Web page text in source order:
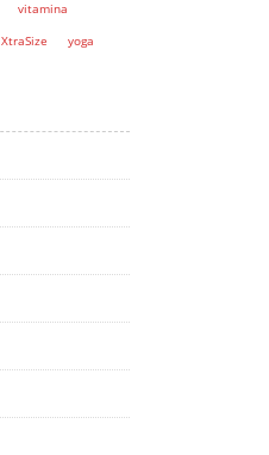
vitamina
XtraSize yoga